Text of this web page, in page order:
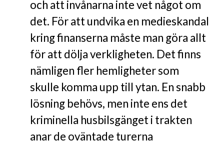
och att invånarna inte vet något om
det. För att undvika en medieskandal
kring finanserna måste man göra allt
för att dölja verkligheten. Det finns
nämligen fler hemligheter som
skulle komma upp till ytan. En snabb
lösning behövs, men inte ens det
kriminella husbilsgänget i trakten
anar de oväntade turerna